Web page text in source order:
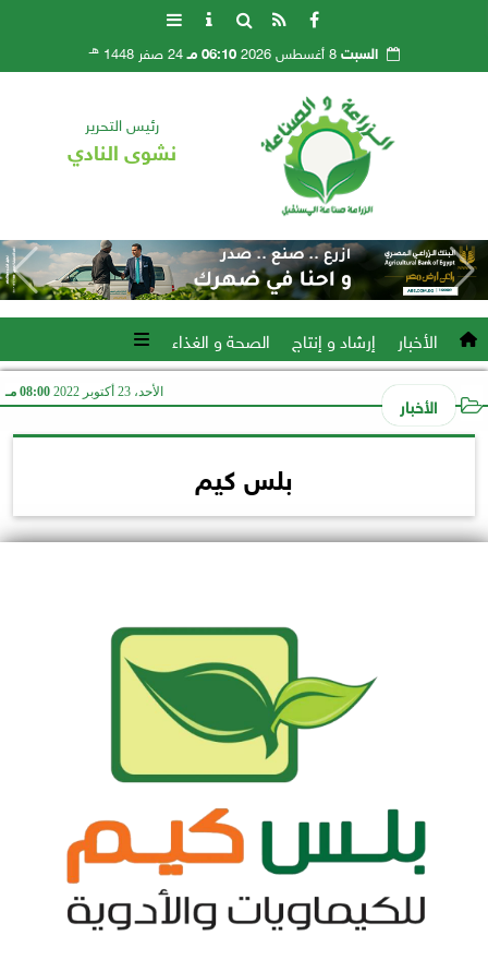
السبت8 أغسطس 2026 06:10 مـ 24 صفر 1448 هـ
رئيس التحرير
نشوى النادي
الأخبار إرشاد و إنتاج الصحة و الغذاء
الأخبار الأحد، 23 أكتوبر 2022 08:00 مـ
بلس كيم